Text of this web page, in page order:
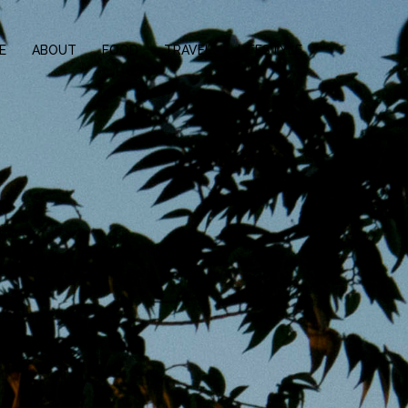
ABOUT FOOD TRAVEL LIFESTYLE